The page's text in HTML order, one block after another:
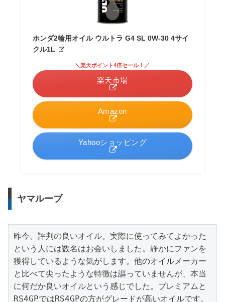
ホンダ2輪用オイル ウルトラ G4 SL 0W-30 4サイ
クル1L
Amazon
＼楽天ポイント4倍セール！／
楽天市場
Yahooショッピング
ヤマルーブ
昨今、評判の良いオイル。実際に使ってみてよかった
という人には数名はお会いしました。静かにファンを
獲得しているような気がします。他のオイルメーカー
と比べて尖ったような特徴は謳っていませんが、本当
に何だか良いオイルという感じでした。プレミアムと